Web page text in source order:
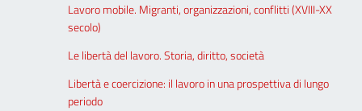
Lavoro mobile. Migranti, organizzazioni, conflitti (XVIII-XX
secolo)
Le libertà del lavoro. Storia, diritto, società
Libertà e coercizione: il lavoro in una prospettiva di lungo
periodo